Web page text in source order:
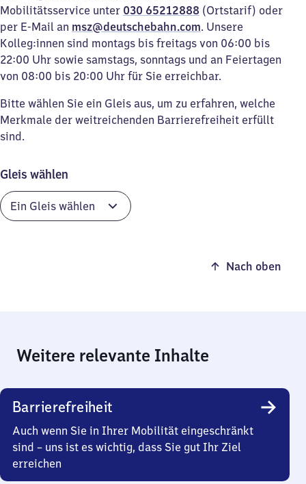
Mobilitätsservice unter 030 65212888 (Ortstarif) oder
per E-Mail an msz@deutschebahn.com. Unsere
Kolleg:innen sind montags bis freitags von 06:00 bis
22:00 Uhr sowie samstags, sonntags und an Feiertagen
von 08:00 bis 20:00 Uhr für Sie erreichbar.
Bitte wählen Sie ein Gleis aus, um zu erfahren, welche
Merkmale der weitreichenden Barrierefreiheit erfüllt
sind.
Gleis wählen
Nach oben
Weitere relevante Inhalte
Barrierefreiheit
Auch wenn Sie in Ihrer Mobilität eingeschränkt
sind – uns ist es wichtig, dass Sie gut Ihr Ziel
erreichen